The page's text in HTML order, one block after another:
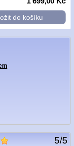
5/5
do košíku